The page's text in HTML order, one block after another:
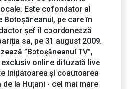
Este cofondator al
Botoșăneanul, pe care în
șef îl coordonează
sa, pe 31 august 2009.
”Botoșăneanul TV”,
online difuzată live
inițiatoarea și coautoarea
de la Huțani - cel mai mare